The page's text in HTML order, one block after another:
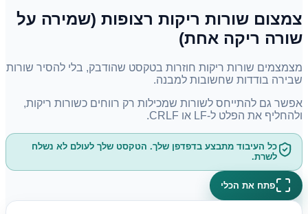
צמצום שורות ריקות רצופות (שמירה על
שורה ריקה אחת)
מצמצמים שורות ריקות חוזרות בטקסט שהודבק, בלי להסיר שורות
שבירה בודדות שחשובות למבנה.
אפשר גם להתייחס לשורות שמכילות רק רווחים כשורות ריקות,
ולהחליף את הפלט ל-LF או CRLF.
כל העיבוד מתבצע בדפדפן שלך. הטקסט שלך לעולם לא נשלח
לשרת.
פתח את הכלי